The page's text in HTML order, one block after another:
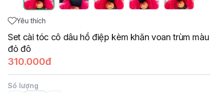
Yêu thích
Set cài tóc cô dâu hồ điệp kèm khăn voan trùm màu
đỏ đô
310.000đ
Số lượng